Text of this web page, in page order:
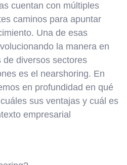
cuentan con múltiples
caminos para apuntar
Una de esas
la manera en
diversos sectores
es el nearshoring. En
en profundidad en qué
sus ventajas y cuál es
empresarial